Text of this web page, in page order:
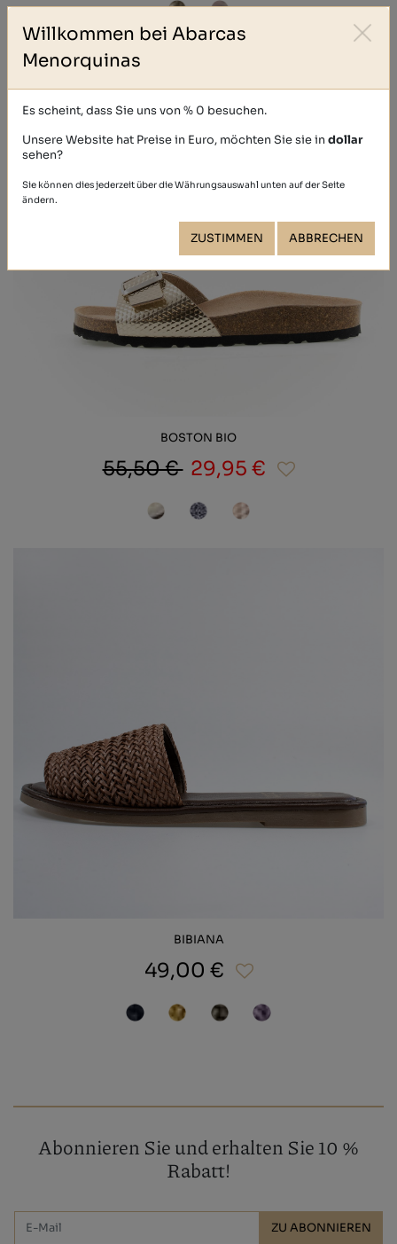
BOSTON BIO
55,50 € 29,95 €
BIBIANA
49,00 €
Abonnieren Sie und erhalten Sie 10 %
Rabatt!
ZU ABONNIEREN
Willkommen bei Abarcas
Menorquinas
Es scheint, dass Sie uns von % 0 besuchen.
Unsere Website hat Preise in Euro, möchten Sie sie indollar
sehen?
Sie können dies jederzeit über die Währungsauswahl unten auf der Seite
ändern.
ZUSTIMMEN ABBRECHEN